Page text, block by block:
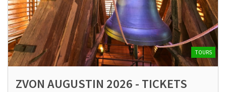
ZVON AUGUSTIN 2026 - TICKETS
TOURS